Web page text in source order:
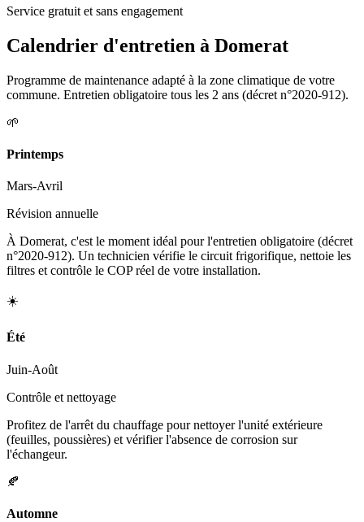
Service gratuit et sans engagement
Calendrier d'entretien à Domerat
Programme de maintenance adapté à la zone climatique de votre
commune. Entretien obligatoire tous les 2 ans (décret n°2020-912).
🌱
Printemps
Mars-Avril
Révision annuelle
À Domerat, c'est le moment idéal pour l'entretien obligatoire (décret
n°2020-912). Un technicien vérifie le circuit frigorifique, nettoie les
filtres et contrôle le COP réel de votre installation.
☀️
Été
Juin-Août
Contrôle et nettoyage
Profitez de l'arrêt du chauffage pour nettoyer l'unité extérieure
(feuilles, poussières) et vérifier l'absence de corrosion sur
l'échangeur.
🍂
Automne